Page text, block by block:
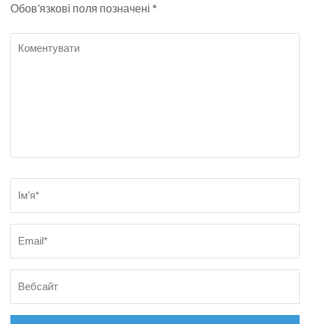
Обов’язкові поля позначені *